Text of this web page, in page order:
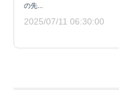
の先...
2025/07/11 06:30:00